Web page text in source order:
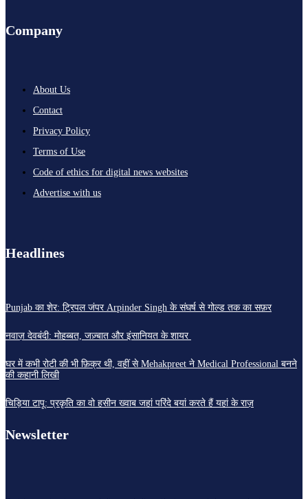
Company
About Us
Contact
Privacy Policy
Terms of Use
Code of ethics for digital news websites
Advertise with us
Headlines
Punjab का शेर: ट्रिपल जंपर Arpinder Singh के संघर्ष से गोल्ड तक का सफ़र
नवाज़ देवबंदी: मोहब्बत, जज़्बात और इंसानियत के शायर
घर में कभी रोटी की भी फ़िक्र थी, वहीं से Mehakpreet ने Medical Professional बनने
की कहानी लिखी
चिड़िया टापू: प्रकृति का वो हसीन ख्वाब जहां परिंदे बयां करते हैं यहां के राज़
Newsletter